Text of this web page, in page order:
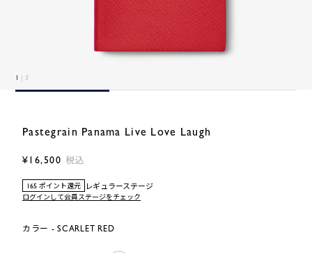
1 | 3
Pastegrain Panama Live Love Laugh
¥16,500 税込
165 ポイント還元 レギュラーステージ
ログインして会員ステージをチェック
カラー - SCARLET RED